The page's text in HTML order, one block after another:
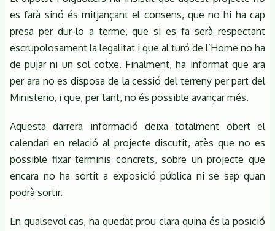
es farà sinó és mitjançant el consens, que no hi ha cap
presa per dur-lo a terme, que si es fa serà respectant
escrupolosament la legalitat i que al turó de l’Home no ha
de pujar ni un sol cotxe. Finalment, ha informat que ara
per ara no es disposa de la cessió del terreny per part del
Ministerio, i que, per tant, no és possible avançar més.
Aquesta darrera informació deixa totalment obert el
calendari en relació al projecte discutit, atès que no es
possible fixar terminis concrets, sobre un projecte que
encara no ha sortit a exposició pública ni se sap quan
podrà sortir.
En qualsevol cas, ha quedat prou clara quina és la posició